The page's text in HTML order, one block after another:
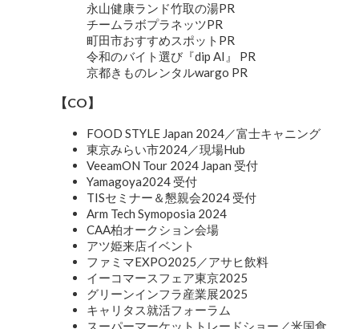
永山健康ランド竹取の湯PR
チームラボプラネッツPR
町田市おすすめスポットPR
令和のバイト選び『dip AI』 PR
京都きものレンタルwargo PR
【CO】
FOOD STYLE Japan 2024／富士キャニング
東京みらい市2024／現場Hub
VeeamON Tour 2024 Japan 受付
Yamagoya2024 受付
TISセミナー＆懇親会2024 受付
Arm Tech Symoposia 2024
CAA柏オークション会場
アツ姫来店イベント
ファミマEXPO2025／アサヒ飲料
イーコマースフェア東京2025
グリーンインフラ産業展2025
キャリタス就活フォーラム
スーパーマーケットトレードショー／米国食